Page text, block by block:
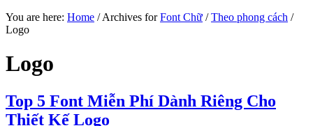
You are here: Home /Archives forFont Chữ / Theo phong cách /
Logo
Logo
Top 5 Font Miễn Phí Dành Riêng Cho
Thiết Kế Logo